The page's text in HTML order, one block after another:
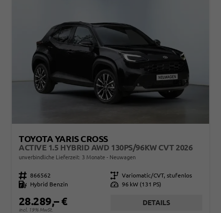
TOYOTA YARIS CROSS
ACTIVE 1.5 HYBRID AWD 130PS/96KW CVT 2026
unverbindliche Lieferzeit: 3 Monate Neuwagen
Fahrzeugnr. 866562 Getriebe Variomatic/CVT, stufenlos
Kraftstoff
Hybrid Benzin Leistung 96 kW (131 PS)
28.289,– €
incl. 19% MwSt.
DETAILS